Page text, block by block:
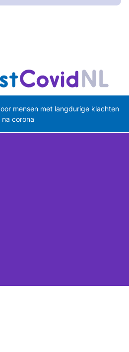
mensen met langdurige klachten
na corona